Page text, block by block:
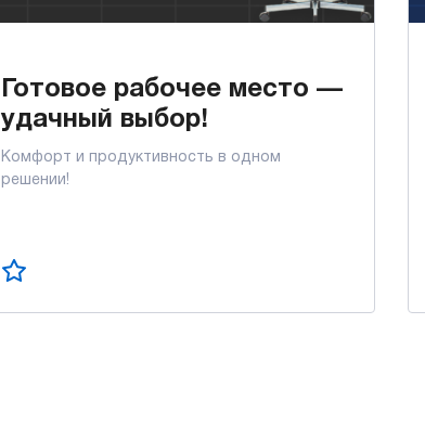
Готовое рабочее место —
удачный выбор!
Комфорт и продуктивность в одном
решении!